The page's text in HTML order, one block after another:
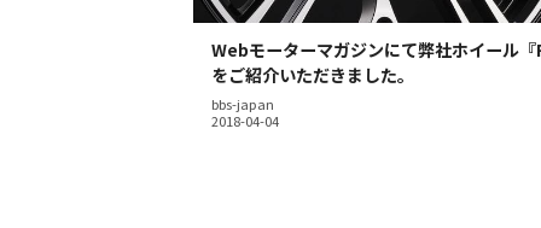
Webモーターマガジンにて弊社ホイール『
をご紹介いただきました。
bbs-japan